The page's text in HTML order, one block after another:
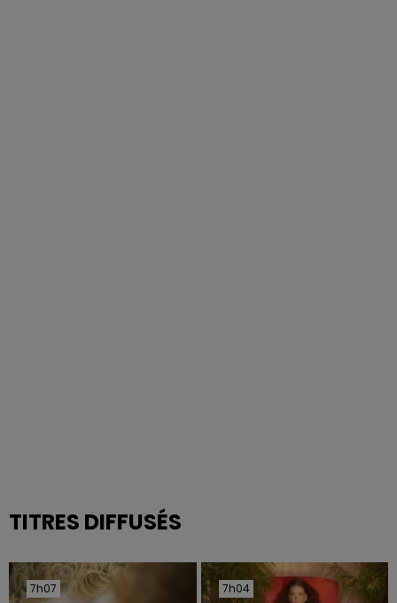
TITRES DIFFUSÉS
7h07
7h07 7h04
7h04